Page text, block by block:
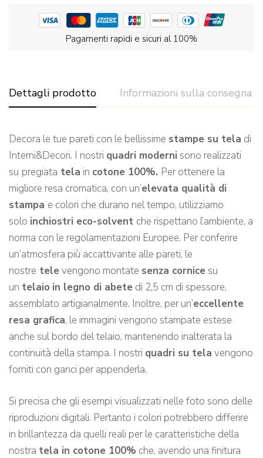
Pagamenti rapidi e sicuri al 100%
Dettagli prodotto Informazioni sulla consegna
Decora le tue pareti con le bellissime stampe su tela di
Interni&Decori. I nostri quadri moderni sono realizzati
su pregiata tela in cotone 100%. Per ottenere la
migliore resa cromatica, con un’elevata qualità di
stampa e colori che durano nel tempo, utilizziamo
solo inchiostri eco-solvent che rispettano l’ambiente, a
norma con le regolamentazioni Europee. Per conferire
un’atmosfera più accattivante alle pareti, le
nostre tele vengono montate senza cornice su
un telaio in legno di abete di 2,5 cm di spessore,
assemblato artigianalmente. Inoltre, per un’eccellente
resa grafica, le immagini vengono stampate estese
anche sul bordo del telaio, mantenendo inalterata la
continuità della stampa. I nostri quadri su tela vengono
forniti con ganci per appenderla.
Si precisa che gli esempi visualizzati nelle foto sono delle
riproduzioni digitali. Pertanto i colori potrebbero differire
in brillantezza da quelli reali per le caratteristiche della
nostra tela in cotone 100% che, avendo una finitura